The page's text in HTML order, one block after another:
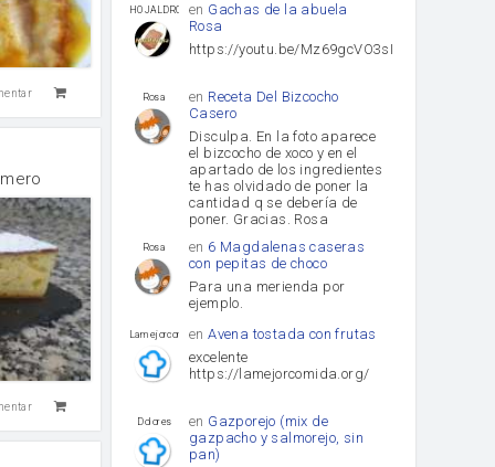
HOJALDROSA TV
en Gachas de la abuela
Rosa
https://youtu.be/Mz69gcVO3sI
Rosa en Receta Del Bizcocho
Casero
Disculpa. En la foto aparece
el bizcocho de xoco y en el
apartado de los ingredientes
te has olvidado de poner la
cantidad q se debería de
poner. Gracias. Rosa
Rosa en 6 Magdalenas caseras
con pepitas de choco
Para una merienda por
ejemplo.
lamejorcomida
enAvena tostada con frutas
excelente
https://lamejorcomida.org/
Dolores en Gazporejo (mix de
gazpacho y salmorejo, sin
pan)